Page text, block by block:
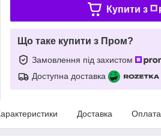
Купити з
Що таке купити з Пром?
Замовлення під захистом
Доступна доставка
Доставка Оплата